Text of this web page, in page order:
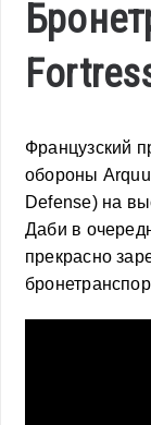
Французский
обороны
Defense) на
Даби в
прекрасно